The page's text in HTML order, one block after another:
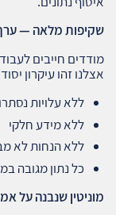
שקיפות מלאה — ערך
מודדים חייבים
אצלנו זהו עיקרון
ללא עלויות
ללא מידע חלקי
ללא הנחות לא
כל נתון מגובה
מוניטין שנבנה על